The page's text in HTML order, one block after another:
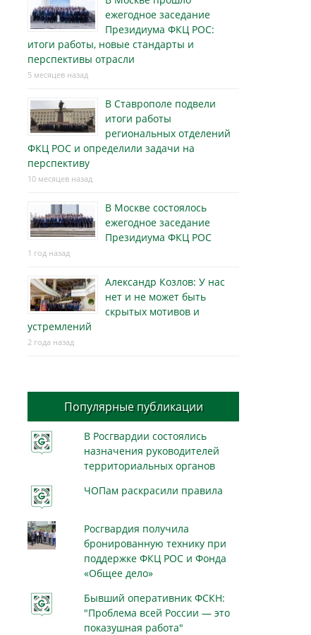
ежегодное заседание
Президиума ФКЦ РОС:
итоги работы, новые стандарты и
перспективы отрасли
5 месяцев назад
В Ставрополе подвели
итоги работы
региональных отделений
ФКЦ РОС и определили задачи на
перспективу
10 месяцев назад
В Москве состоялось
ежегодное заседание
Президиума ФКЦ РОС
1 год назад
Александр Козлов: У нас
нет и не может быть
скрытых мотивов и
устремлений
2 года назад
Популярные публикации
В Росгвардии состоялись
назначения руководителей
территориальных органов
ЧОПам раскрасили правила
Росгвардия получила
бронированную технику при
поддержке ФКЦ РОС и Фонда
«Общее дело»
Бывший оперативник ФСКН:
"Проблема всей России — это
показушная работа"